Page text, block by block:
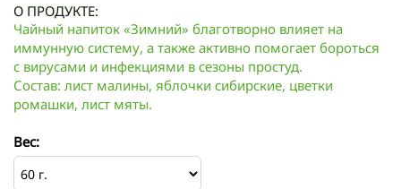
О ПРОДУКТЕ:
Чайный напиток «Зимний» благотворно влияет на
иммунную систему, а также активно помогает бороться
с вирусами и инфекциями в сезоны простуд.
Состав: лист малины, яблочки сибирские, цветки
ромашки, лист мяты.
Вес: